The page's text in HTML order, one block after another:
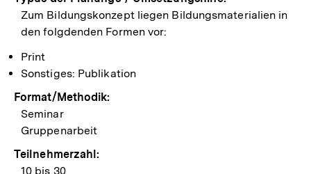
Zum Bildungskonzept liegen Bildungsmaterialien in
den folgdenden Formen vor:
Print
Sonstiges: Publikation
Format/Methodik:
Seminar
Gruppenarbeit
Teilnehmerzahl:
10 bis 30